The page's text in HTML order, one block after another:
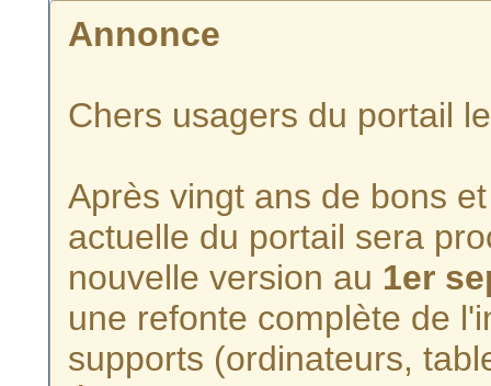
Annonce
Chers usagers du portail
Après vingt ans de bons
actuelle du portail sera
nouvelle version au 1er
une refonte complète de
supports (ordinateurs,